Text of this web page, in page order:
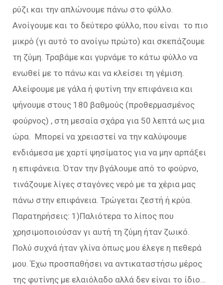
ρύζι και την απλώνουμε πάνω στο φύλλο.
Ανοίγουμε και το δεύτερο φύλλο, που είναι το πιο
μικρό (γι αυτό το ανοίγω πρώτο) και σκεπάζουμε
τη ζύμη. Τραβάμε και γυρνάμε το κάτω φύλλο να
ενωθεί με το πάνω και να κλείσει τη γέμιση.
Αλείφουμε με γάλα ή φυτίνη την επιφάνεια και
ψήνουμε στους 180 βαθμούς (προθερμασμένος
φούρνος) , στη μεσαία σχάρα για 50 λεπτά ως μια
ώρα. Μπορεί να χρειαστεί να την καλύψουμε
ενδιάμεσα με χαρτί ψησίματος για να μην αρπάξει
η επιφάνεια. Όταν την βγάλουμε από το φούρνο,
τινάζουμε λίγες σταγόνες νερό με τα χέρια μας
πάνω στην επιφάνεια. Τρώγεται ζεστή ή κρύα.
Παρατηρήσεις: 1)Παλιότερα το λίπος που
χρησιμοποιούσαν γι αυτή τη ζύμη ήταν ζωικό.
Πολύ συχνά ήταν γλίνα όπως μου έλεγε η πεθερά
μου. Έχω προσπαθήσει να αντικαταστήσω μέρος
της φυτίνης με ελαιόλαδο αλλά δεν είναι το ίδιο…